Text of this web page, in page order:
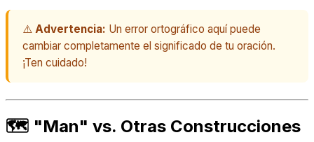
⚠️ Advertencia: Un error ortográfico aquí puede
cambiar completamente el significado de tu oración.
¡Ten cuidado!
🗺️ "Man" vs. Otras Construcciones